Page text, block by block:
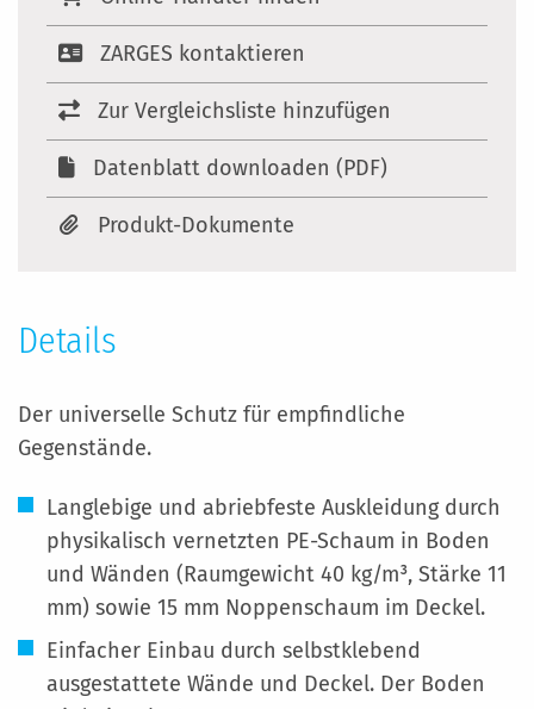
ZARGES kontaktieren
Zur Vergleichsliste hinzufügen
Datenblatt downloaden (PDF)
Produkt-Dokumente
Details
Der universelle Schutz für empfindliche
Gegenstände.
Langlebige und abriebfeste Auskleidung durch
physikalisch vernetzten PE-Schaum in Boden
und Wänden (Raumgewicht 40 kg/m³, Stärke 11
mm) sowie 15 mm Noppenschaum im Deckel.
Einfacher Einbau durch selbstklebend
ausgestattete Wände und Deckel. Der Boden